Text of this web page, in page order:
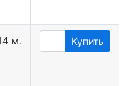
м. Купить